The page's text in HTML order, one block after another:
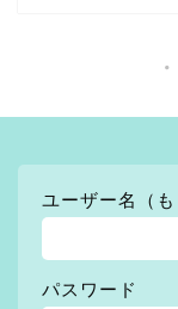
ユーザー名（も
パスワード